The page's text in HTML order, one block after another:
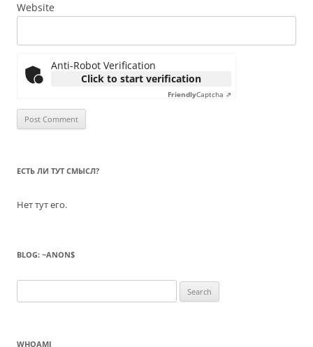
Website
Anti-Robot Verification
Click to start verification
FriendlyCaptcha ⇗
ЕСТЬ ЛИ ТУТ СМЫСЛ?
Нет тут его.
BLOG: ~ANON$
for:
WHOAMI